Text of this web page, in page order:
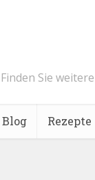
Finden Sie
Blog Rezepte